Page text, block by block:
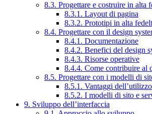
8.3. Progettare e costruire in alta
8.3.1. Layout di pagina
8.3.2. Prototipi in alta
8.4. Progettare con il design
8.4.1. Documentazione
8.4.2. Benefici del design
8.4.3. Risorse operative
8.4.4. Come contribuire al
8.5. Progettare con i modelli di
8.5.1. Vantaggi
8.5.2. I modelli di sito e
9. Sviluppo dell’interfaccia